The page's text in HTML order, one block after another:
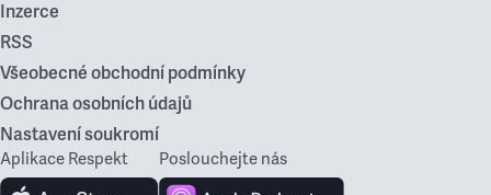
Inzerce
RSS
Všeobecné obchodní podmínky
Ochrana osobních údajů
Nastavení soukromí
Aplikace Respekt Poslouchejte nás